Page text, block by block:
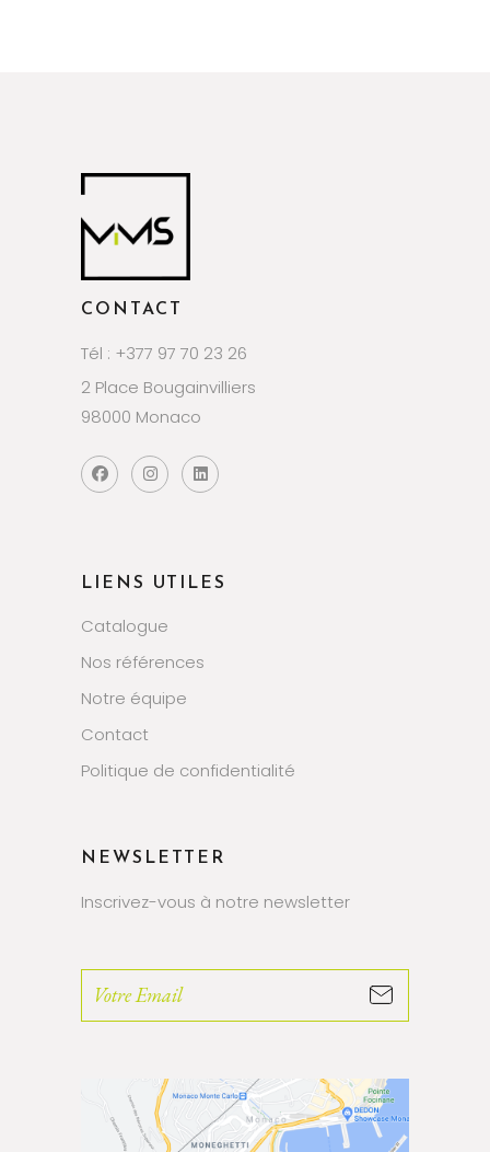
CONTACT
Tél : +377 97 70 23 26
2 Place Bougainvilliers
98000 Monaco
LIENS UTILES
Catalogue
Nos références
Notre équipe
Contact
Politique de confidentialité
NEWSLETTER
Inscrivez-vous à notre newsletter